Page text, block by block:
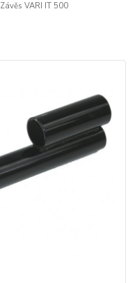
Závěs VARI IT 500